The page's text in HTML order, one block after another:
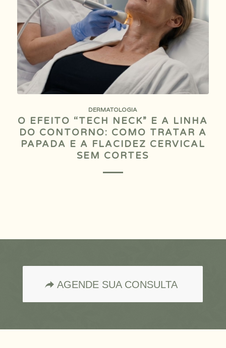
DERMATOLOGIA
O EFEITO “TECH NECK” E A LINHA
DO CONTORNO: COMO TRATAR A
PAPADA E A FLACIDEZ CERVICAL
SEM CORTES
AGENDE SUA CONSULTA